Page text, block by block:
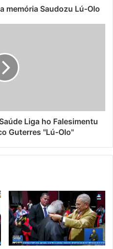
memória Saudozu Lú-Olo
Liga ho Falesimentu
Guterres "Lú-Olo"